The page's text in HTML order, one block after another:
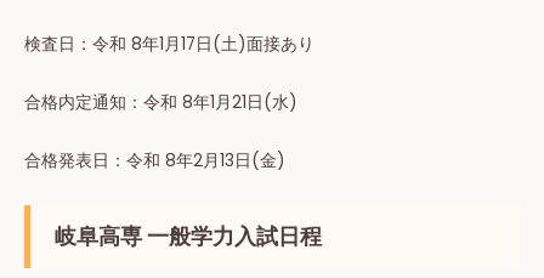
検査⽇：令和 8年1月17日(土)面接あり
合格内定通知：令和 8年1月21日(水)
合格発表⽇：令和 8年2月13日(金)
岐阜高専 一般学力入試日程